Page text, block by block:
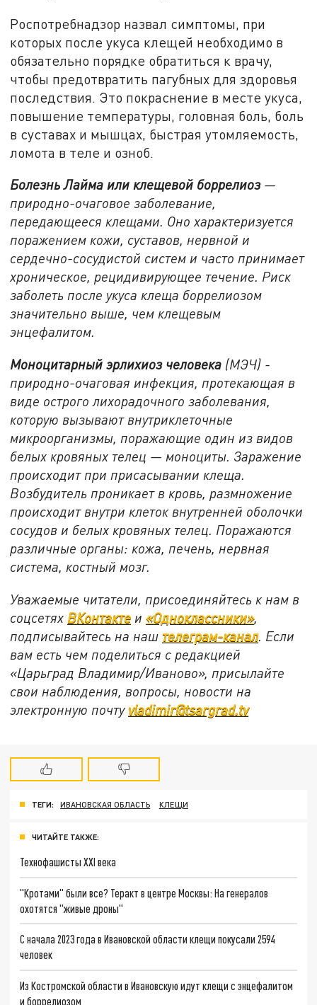
Роспотребнадзор назвал симптомы, при
которых после укуса клещей необходимо в
обязательно порядке обратиться к врачу,
чтобы предотвратить пагубных для здоровья
последствия. Это покраснение в месте укуса,
повышение температуры, головная боль, боль
в суставах и мышцах, быстрая утомляемость,
ломота в теле и озноб.
Болезнь Лайма или клещевой боррелиоз—
природно-очаговое заболевание,
передающееся клещами. Оно характеризуется
поражением кожи, суставов, нервной и
сердечно-сосудистой систем и часто принимает
хроническое, рецидивирующее течение. Риск
заболеть после укуса клеща боррелиозом
значительно выше, чем клещевым
энцефалитом.
Моноцитарный эрлихиоз человека (МЭЧ) -
природно-очаговая инфекция, протекающая в
виде острого лихорадочного заболевания,
которую вызывают внутриклеточные
микроорганизмы, поражающие один из видов
белых кровяных телец — моноциты. Заражение
происходит при присасывании клеща.
Возбудитель проникает в кровь, размножение
происходит внутри клеток внутренней оболочки
сосудов и белых кровяных телец. Поражаются
различные органы: кожа, печень, нервная
система, костный мозг.
Уважаемые читатели, присоединяйтесь к нам в
соцсетях ВКонтакте и«Одноклассники»,
подписывайтесь на наш телеграм-канал. Если
вам есть чем поделиться с редакцией
«Царьград Владимир/Иваново», присылайте
свои наблюдения, вопросы, новости на
электронную почту vladimir@tsargrad.tv
ТЕГИ: ИВАНОВСКАЯ ОБЛАСТЬ КЛЕЩИ
ЧИТАЙТЕ ТАКЖЕ:
Технофашисты XXI века
"Кротами" были все? Теракт в центре Москвы: На генералов
охотятся "живые дроны"
С начала 2023 года в Ивановской области клещи покусали 2594
человек
Из Костромской области в Ивановскую идут клещи с энцефалитом
и боррелиозом